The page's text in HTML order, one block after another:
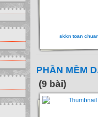
skkn toan
PHẦN MỀM
(9 bài)